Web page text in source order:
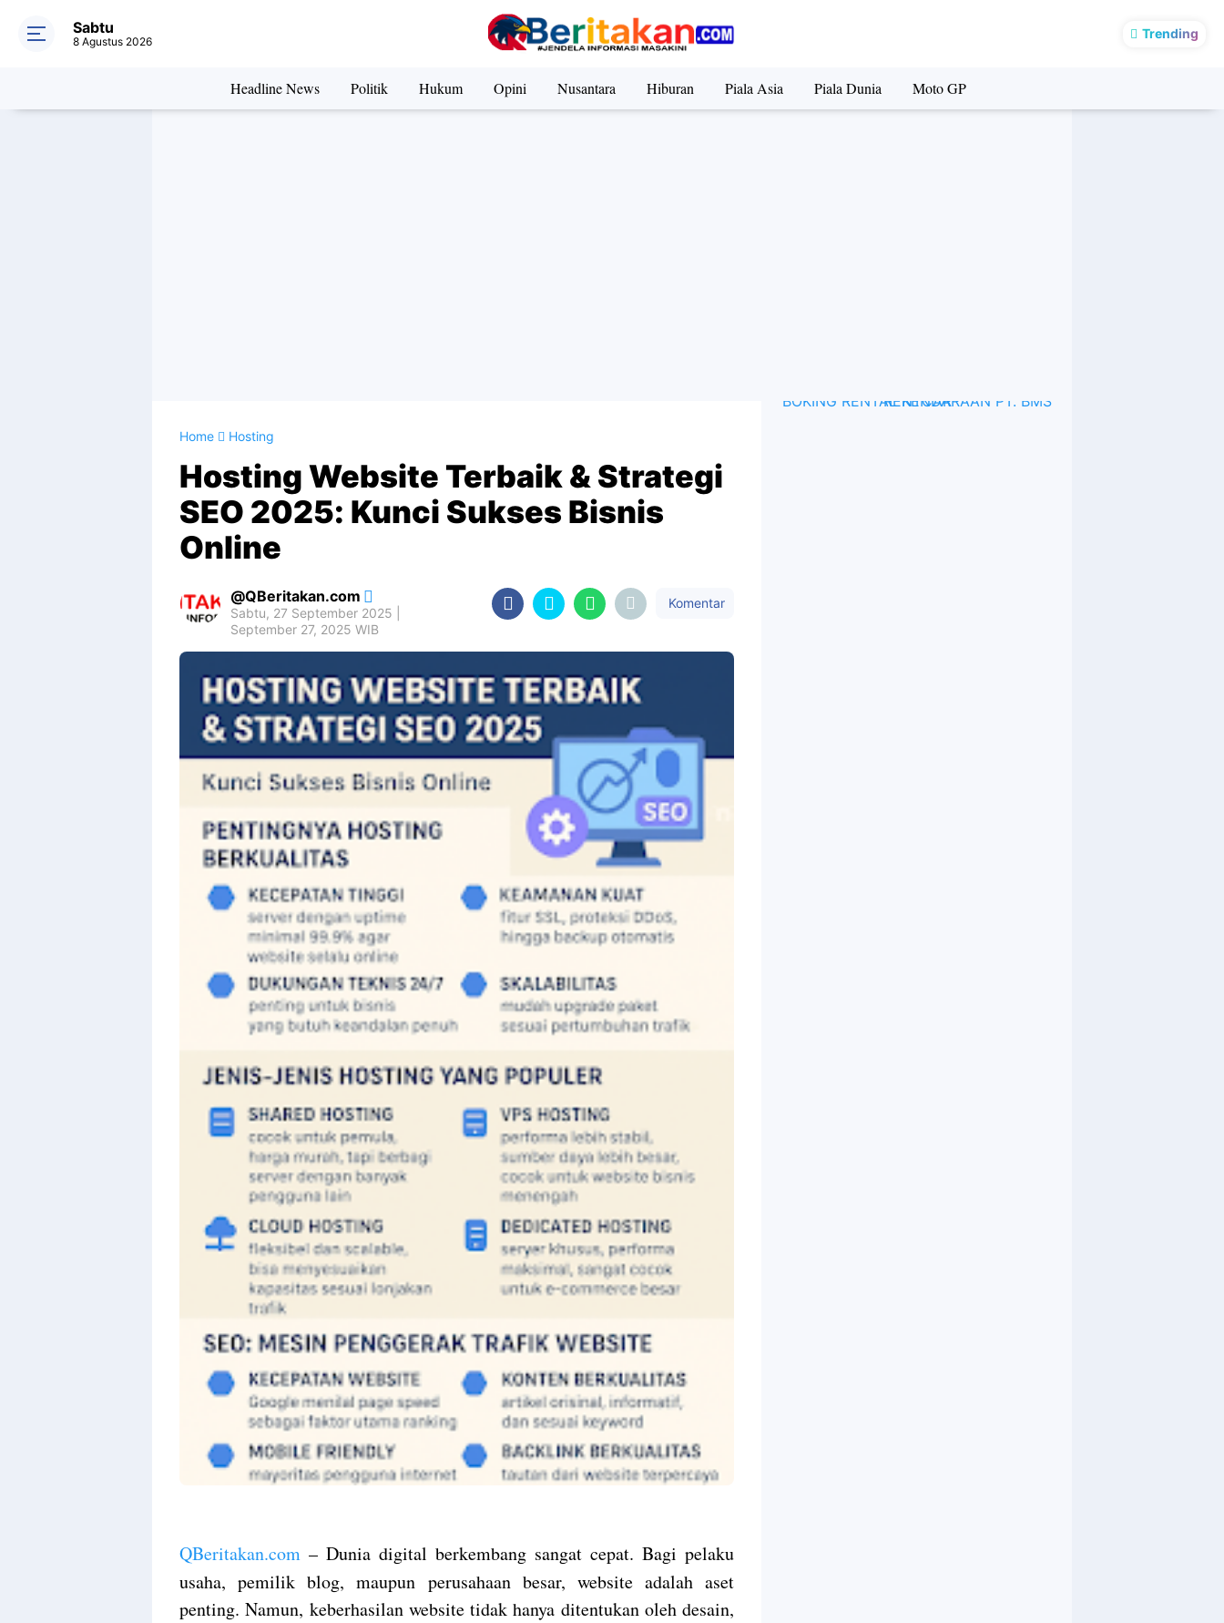
Trending
Sabtu
8 Agustus 2026
Headline News Politik Hukum Opini Nusantara Hiburan Piala Asia Piala Dunia Moto GP
Home Hosting
Hosting Website Terbaik & Strategi
SEO 2025: Kunci Sukses Bisnis
Online
QBeritakan.com
Sabtu, 27 September 2025 |
September 27, 2025 WIB
Komentar
QBeritakan.com – Dunia digital berkembang sangat cepat. Bagi pelaku
usaha, pemilik blog, maupun perusahaan besar, website adalah aset
penting. Namun, keberhasilan website tidak hanya ditentukan oleh desain,
Hosting Website Terbaik & Strategi SEO 2025: Kunci Sukses Bisnis Online
BOKING RENTAL KENDARAAN PT. BMS RENTCAR